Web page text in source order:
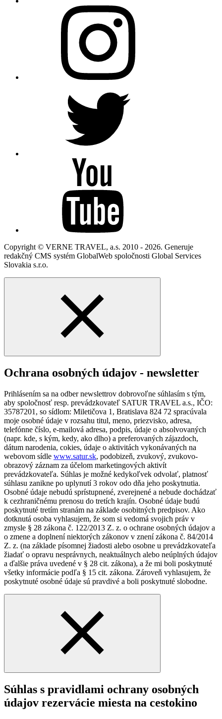
Copyright © VERNE TRAVEL, a.s. 2010 - 2026. Generuje
redakčný CMS systém GlobalWeb spoločnosti Global Services
Slovakia s.r.o.
Ochrana osobných údajov - newsletter
Prihlásením sa na odber newslettrov dobrovoľne súhlasím s tým,
aby spoločnosť resp. prevádzkovateľ SATUR TRAVEL a.s., IČO:
35787201, so sídlom: Miletičova 1, Bratislava 824 72 spracúvala
moje osobné údaje v rozsahu titul, meno, priezvisko, adresa,
telefónne číslo, e-mailová adresa, podpis, údaje o absolvovaných
(napr. kde, s kým, kedy, ako dlho) a preferovaných zájazdoch,
dátum narodenia, cokies, údaje o aktivitách vykonávaných na
webovom sídle www.satur.sk, podobizeň, zvukový, zvukovo-
obrazový záznam za účelom marketingových aktivít
prevádzkovateľa. Súhlas je možné kedykoľvek odvolať, platnosť
súhlasu zanikne po uplynutí 3 rokov odo dňa jeho poskytnutia.
Osobné údaje nebudú sprístupnené, zverejnené a nebude dochádzať
k cezhraničnému prenosu do tretích krajín. Osobné údaje budú
poskytnuté tretím stranám na základe osobitných predpisov. Ako
dotknutá osoba vyhlasujem, že som si vedomá svojich práv v
zmysle § 28 zákona č. 122/2013 Z. z. o ochrane osobných údajov a
o zmene a doplnení niektorých zákonov v znení zákona č. 84/2014
Z. z. (na základe písomnej žiadosti alebo osobne u prevádzkovateľa
žiadať o opravu nesprávnych, neaktuálnych alebo neúplných údajov
a ďalšie práva uvedené v § 28 cit. zákona), a že mi boli poskytnuté
všetky informácie podľa § 15 cit. zákona. Zároveň vyhlasujem, že
poskytnuté osobné údaje sú pravdivé a boli poskytnuté slobodne.
Súhlas s pravidlami ochrany osobných
údajov rezervácie miesta na cestokino